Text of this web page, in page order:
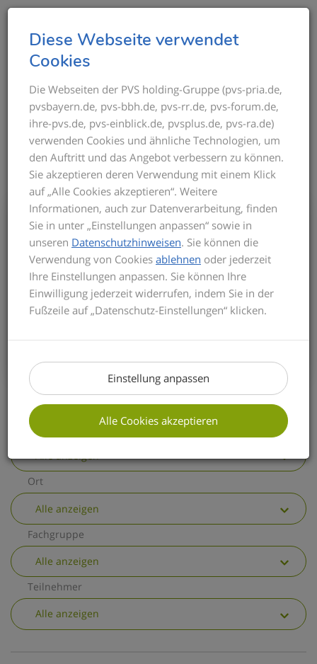
Diese Webseite verwendet
Cookies
Die Webseiten der PVS holding-Gruppe (pvs-pria.de,
pvsbayern.de, pvs-bbh.de, pvs-rr.de, pvs-forum.de,
ihre-pvs.de, pvs-einblick.de, pvsplus.de, pvs-ra.de)
verwenden Cookies und ähnliche Technologien, um
den Auftritt und das Angebot verbessern zu können.
Sie akzeptieren deren Verwendung mit einem Klick
auf „Alle Cookies akzeptieren“. Weitere
Informationen, auch zur Datenverarbeitung, finden
Sie in unter „Einstellungen anpassen“ sowie in
unseren Datenschutzhinweisen. Sie können die
Verwendung von Cookies ablehnen oder jederzeit
Ihre Einstellungen anpassen. Sie können Ihre
Einwilligung jederzeit widerrufen, indem Sie in der
Fußzeile auf „Datenschutz-Einstellungen“ klicken.
Einstellung anpassen
Alle Cookies akzeptieren
THEMEN IM ÜBERBLICK
Bis zum Inkrafttreten der neuen GOÄ gilt
für die Privatabrechnung die aktuelle
GOÄ-Fassung. Auf dieser basieren die
Seminarinhalte. Zu Beginn des Seminars
informieren wir Sie über den derzeitigen
Stand der neuen GOÄ. Zusätzlich
erhalten Sie einen kurzen Überblick über
Thema
Alle anzeigen
Ort
Alle anzeigen
Fachgruppe
Alle anzeigen
Teilnehmer
Alle anzeigen